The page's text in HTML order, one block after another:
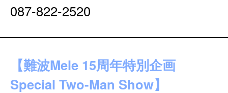
087-822-2520
【難波Mele 15周年特別企画
Special Two-Man Show】